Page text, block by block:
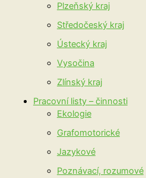
Plzeňský kraj
Středočeský kraj
Ústecký kraj
Vysočina
Zlínský kraj
Pracovní listy – činnosti
Ekologie
Grafomotorické
Jazykové
Poznávací, rozumové